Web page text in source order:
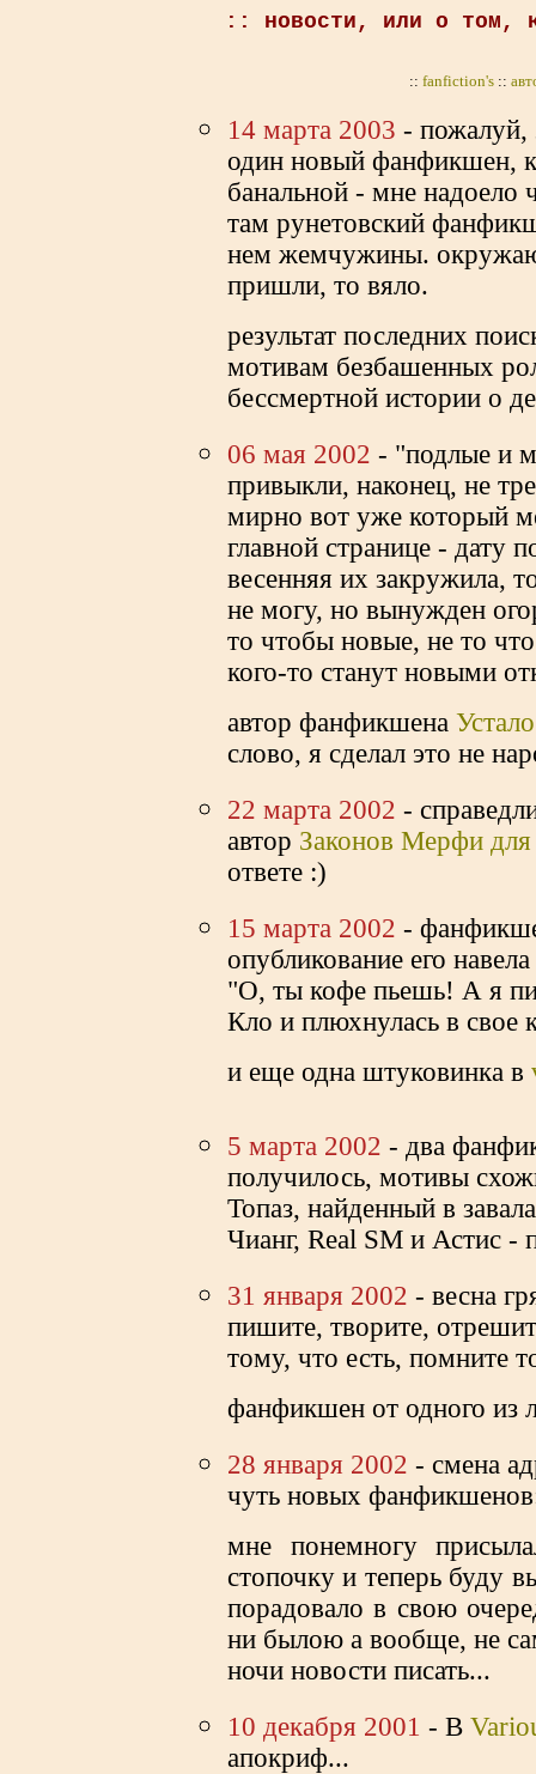
:: новости, или о том,
:: fanfiction's::
14 марта 2003 - пожалуй,
один новый фанфикшен,
банальной - мне надоело
там рунетовский
нем жемчужины.
пришли, то вяло.
результат последних
мотивам безбашенных
бессмертной истории о
06 мая 2002 - "подлые и
привыкли, наконец, не
мирно вот уже который
главной странице - дату
весенняя их закружила,
не могу, но вынужден
то чтобы новые, не то
кого-то станут новыми
автор фанфикшена
слово, я сделал это не
22 марта 2002 -
автор Законов Мерфи
ответе :)
15 марта 2002 -
опубликование его
"О, ты кофе пьешь! А я
Кло и плюхнулась в свое
и еще одна штуковинка в
5 марта 2002 - два
получилось, мотивы
Топаз, найденный в
Чианг, Real SM и Астис -
31 января 2002 - весна
пишите, творите,
тому, что есть, помните
фанфикшен от одного из
28 января 2002 - смена
чуть новых
мне понемногу
стопочку и теперь буду
порадовало в свою
ни былою а вообще, не
ночи новости писать...
10 декабря 2001 - В
апокриф...